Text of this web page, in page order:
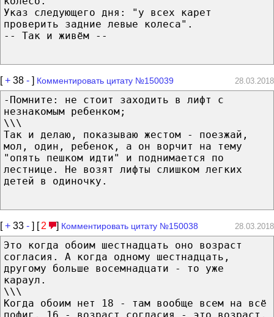
Указ следующего дня: "у всех карет
проверить задние левые колеса".
-- Так и живём --
[+ 38 - ] Комментировать цитату №150039 28.03.2018
-Помните: не стоит заходить в лифт с
незнакомым ребенком;
\\\
Так и делаю, показываю жестом - поезжай,
мол, один, ребенок, а он ворчит на тему
"опять пешком идти" и поднимается по
лестнице. Не возят лифты слишком легких
детей в одиночку.
[+ 33 - ] [ 2 ] Комментировать цитату №150038 28.03.2018
Это когда обоим шестнадцать оно возраст
согласия. А когда одному шестнадцать,
другому больше восемнадцати - то уже
караул.
\\\
Когда обоим нет 18 - там вообще всем на всё
пофиг. 16 - возраст согласия - это возраст,